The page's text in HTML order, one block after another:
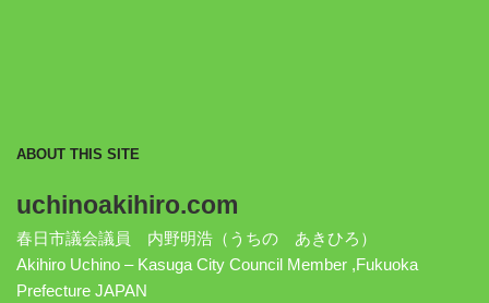
ABOUT THIS SITE
uchinoakihiro.com
春日市議会議員 内野明浩（うちの あきひろ）
Akihiro Uchino – Kasuga City Council Member ,Fukuoka
Prefecture JAPAN